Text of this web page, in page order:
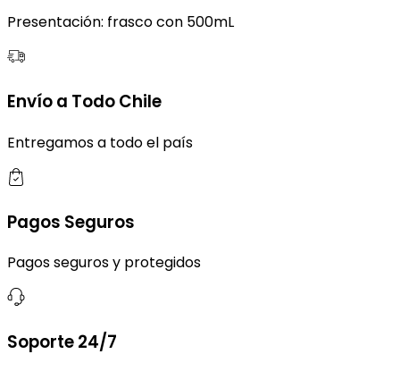
Presentación: frasco con 500mL
Envío a Todo Chile
Entregamos a todo el país
Pagos Seguros
Pagos seguros y protegidos
Soporte 24/7